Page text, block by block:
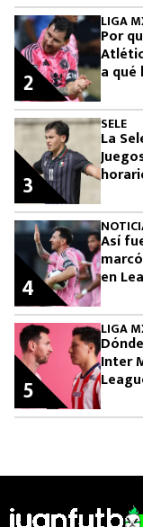
LIGA
Por
a qué
2
SELE
La
3
Así
en
4
LIGA
Inter
5